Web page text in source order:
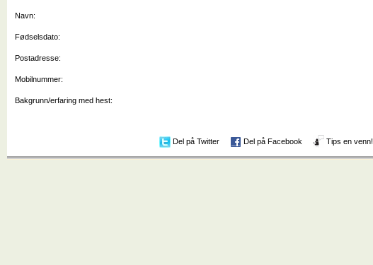
Navn:
Fødselsdato:
Postadresse:
Mobilnummer:
Bakgrunn/erfaring med hest:
Del på Twitter Del på Facebook Tips en venn!